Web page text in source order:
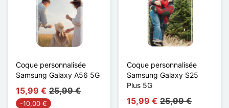
Coque personnalisée
Samsung Galaxy A56 5G
15,99 € 25,99 €
-10,00 €
Coque personnalisée
Samsung Galaxy S25
Plus 5G
15,99 € 25,99 €